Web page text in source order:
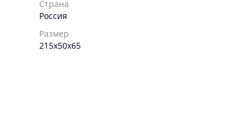
Страна
Россия
Размер
215х50х65